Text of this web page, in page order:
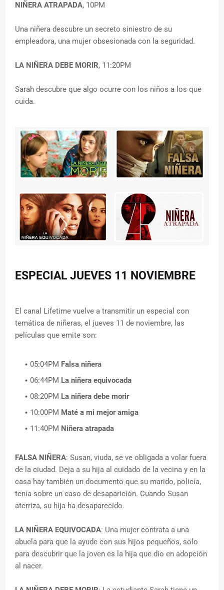
NIÑERA ATRAPADA, 10PM
Una niñera descubre un secreto siniestro de su
empleadora, una mujer obsesionada con la seguridad.
LA NIÑERA DEBE MORIR, 11:20PM
Sarah descubre que algo ocurre con los niños a los que
cuida.
ESPECIAL JUEVES 11 NOVIEMBRE
El canal Lifetime vuelve a transmitir un especial con
temática de niñeras, el jueves 11 de noviembre, las
películas que emite son:
05:04PM Falsa niñera
06:44PM La niñera equivocada
08:20PM La niñera debe morir
10:00PM Maté a mi mejor amiga
11:40PM Niñera atrapada
FALSA NIÑERA: Susan, viuda, se ve obligada a volar fuera
de la ciudad. Deja a su hija al cuidado de la vecina y en la
casa hay también un documento que su marido, policía,
tenía sobre un caso de desaparición. Cuando Susan
aterriza, su hija ha desaparecido.
LA NIÑERA EQUIVOCADA: Una mujer contrata a una
abuela para que la ayude con sus hijos pequeños, solo
para descubrir que la joven es la hija que dio en adopción
al nacer.